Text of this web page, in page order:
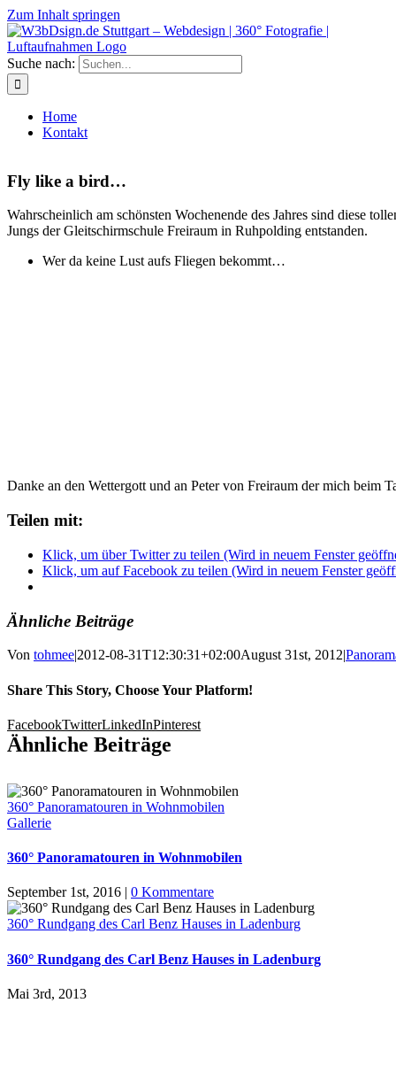
Zum Inhalt springen
Suche nach:
Home
Kontakt
Fly like a bird…
Wahrscheinlich am schönsten Wochenende des Jahres sind diese
Jungs der Gleitschirmschule Freiraum in Ruhpolding entstanden.
Wer da keine Lust aufs Fliegen bekommt…
Danke an den Wettergott und an Peter von Freiraum der mich beim
Teilen mit:
Klick, um über Twitter zu teilen (Wird in neuem Fenster
Klick, um auf Facebook zu teilen (Wird in neuem Fenster
Ähnliche Beiträge
Von tohmee|2012-08-31T12:30:31+02:00August 31st, 2012|
Share This Story, Choose Your Platform!
FacebookTwitterLinkedInPinterest
Ähnliche Beiträge
360° Panoramatouren in Wohnmobilen
Gallerie
360° Panoramatouren in Wohnmobilen
September 1st, 2016 | 0 Kommentare
360° Rundgang des Carl Benz Hauses in Ladenburg
360° Rundgang des Carl Benz Hauses in Ladenburg
Mai 3rd, 2013